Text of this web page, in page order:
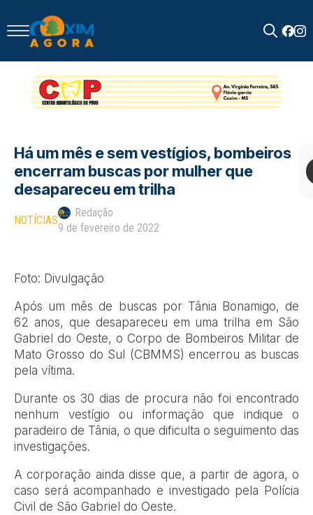
for:
Há um mês e sem vestígios, bombeiros
encerram buscas por mulher que
desapareceu em trilha
NOTÍCIAS
Redação
9 de fevereiro de 2022
Foto: Divulgação
Após um mês de buscas por Tânia Bonamigo, de
62 anos, que desapareceu em uma trilha em São
Gabriel do Oeste, o Corpo de Bombeiros Militar de
Mato Grosso do Sul (CBMMS) encerrou as buscas
pela vítima.
Durante os 30 dias de procura não foi encontrado
nenhum vestígio ou informação que indique o
paradeiro de Tânia, o que dificulta o seguimento das
investigações.
A corporação ainda disse que, a partir de agora, o
caso será acompanhado e investigado pela Polícia
Civil de São Gabriel do Oeste.